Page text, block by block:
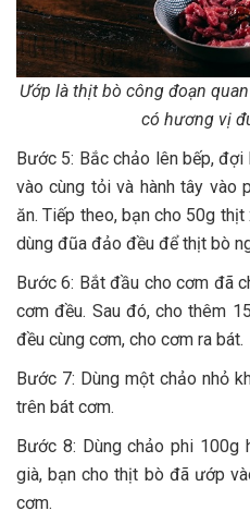
Ướp là thịt bò công đoạn
có hương vị
Bước 5: Bắc chảo lên bếp,
vào cùng tỏi và hành tây vào
ăn. Tiếp theo, bạn cho 50g
dùng đũa đảo đều để thịt bò
Bước 6: Bắt đầu cho cơm đã
cơm đều. Sau đó, cho thêm
đều cùng cơm, cho cơm ra bát.
Bước 7: Dùng một chảo nhỏ
trên bát cơm.
Bước 8: Dùng chảo phi 100g
già, bạn cho thịt bò đã ướp
cơm.